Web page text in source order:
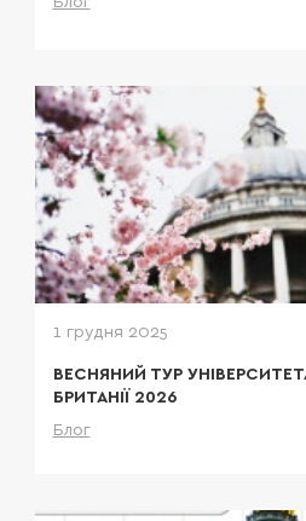
1 грудня 2025
ВЕСНЯНИЙ ТУР
БРИТАНІЇ 2026
Блог